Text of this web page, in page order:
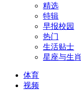
精选
特辑
早报校园
热门
生活贴士
星座与生肖
体育
视频